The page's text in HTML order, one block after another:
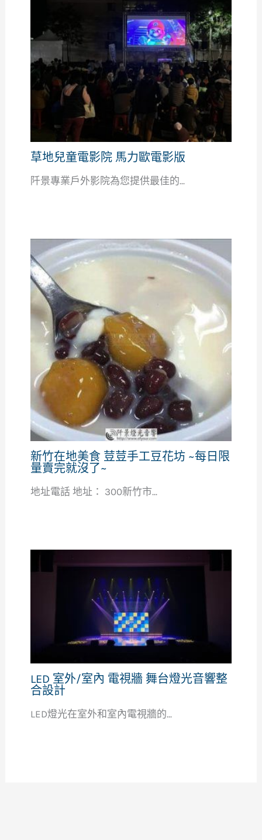
草地兒童電影院 馬力歐電影版
阡景專業戶外影院為您提供最佳的...
新竹在地美食 荳荳手工豆花坊 ~每日限
量賣完就沒了~
地址電話 地址： 300新竹市...
LED 室外/室內 電視牆 舞台燈光音響整
合設計
LED燈光在室外和室內電視牆的...